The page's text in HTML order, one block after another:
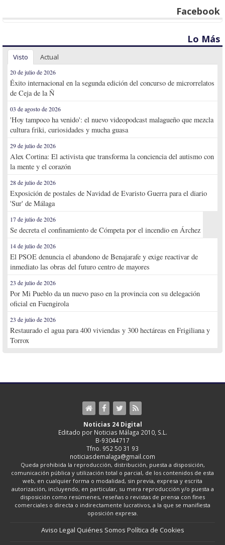
Facebook
Lo Más
Visto Actual
20 de julio de 2026
Éxito internacional en la segunda edición del concurso de microrrelatos
de Ceja de la Ñ
03 de agosto de 2026
'Hoy tampoco ha venido': el nuevo videopodcast malagueño que mezcla
cultura friki, curiosidades y mucha guasa
29 de julio de 2026
Alex Cortina: El activista que transforma la conciencia del autismo con
la mente y el corazón
28 de julio de 2026
Exposición de postales de Navidad de Evaristo Guerra para el diario
'Sur' de Málaga
17 de julio de 2026
Se decreta el confinamiento de Cómpeta por el incendio en Árchez
14 de julio de 2026
El PSOE denuncia el abandono de Benajarafe y exige reactivar de
inmediato las obras del futuro centro de mayores
23 de julio de 2026
Por Mi Pueblo da un nuevo paso en la provincia con su delegación
oficial en Fuengirola
23 de julio de 2026
Restaurado el agua para 400 viviendas y 300 hectáreas en Frigiliana y
Torrox
Noticias 24 Digital
Editado por Noticias Málaga 2010, S.L.
B-93044717
Tfno. 952 50 31 93
noticiasdemalaga@gmail.com
Queda prohibida la reproducción, distribución, puesta a disposición,
comunicación pública y utilización total o parcial, de los contenidos de esta
web, en cualquier forma o modalidad, sin previa, expresa y escrita
autorización, incluyendo, en particular, su mera reproducción y/o puesta a
disposición como resúmenes, reseñas o revistas de prensa con fines
comerciales o directa o indirectamente lucrativos, a la que se manifiesta
oposición expresa.
Aviso Legal Quiénes Somos Política de Cookies